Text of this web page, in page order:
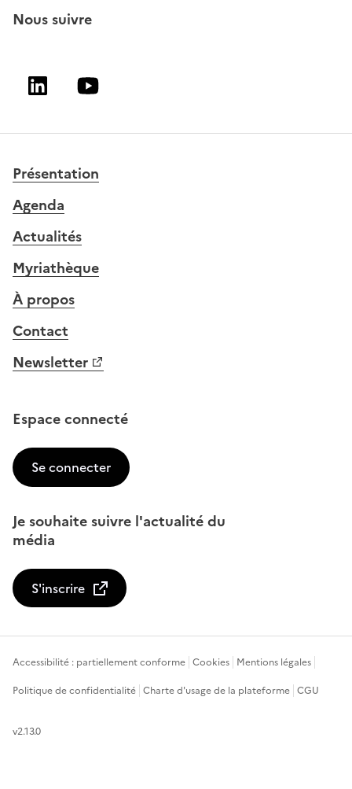
Nous suivre
LinkedinYoutube
Présentation
Agenda
Actualités
Myriathèque
À propos
Contact
Newsletter
Espace connecté
Se connecter
Je souhaite suivre l'actualité du
média
S'inscrire
Accessibilité : partiellement conforme Cookies Mentions légales
Politique de confidentialité Charte d'usage de la plateforme CGU
v2.13.0